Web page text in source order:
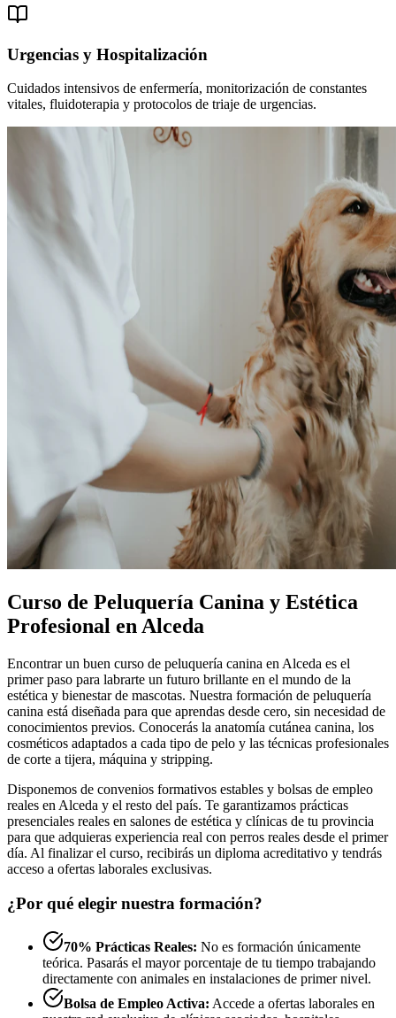
Urgencias y Hospitalización
Cuidados intensivos de enfermería, monitorización de constantes
vitales, fluidoterapia y protocolos de triaje de urgencias.
Curso de Peluquería Canina y Estética
Profesional en Alceda
Encontrar un buen curso de peluquería canina en Alceda es el
primer paso para labrarte un futuro brillante en el mundo de la
estética y bienestar de mascotas. Nuestra formación de peluquería
canina está diseñada para que aprendas desde cero, sin necesidad de
conocimientos previos. Conocerás la anatomía cutánea canina, los
cosméticos adaptados a cada tipo de pelo y las técnicas profesionales
de corte a tijera, máquina y stripping.
Disponemos de convenios formativos estables y bolsas de empleo
reales en Alceda y el resto del país. Te garantizamos prácticas
presenciales reales en salones de estética y clínicas de tu provincia
para que adquieras experiencia real con perros reales desde el primer
día. Al finalizar el curso, recibirás un diploma acreditativo y tendrás
acceso a ofertas laborales exclusivas.
¿Por qué elegir nuestra formación?
70% Prácticas Reales: No es formación únicamente
teórica. Pasarás el mayor porcentaje de tu tiempo trabajando
directamente con animales en instalaciones de primer nivel.
Bolsa de Empleo Activa: Accede a ofertas laborales en